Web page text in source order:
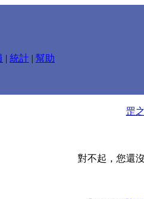
| 統計 | 幫助
罡
對不起，您還